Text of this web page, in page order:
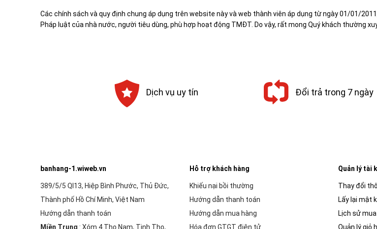
Các chính sách và quy định chung áp dụng trên website này và web thành viên áp dụng từ ngày 01/01/
Pháp luật của nhà nước, người tiêu dùng, phù hợp hoạt động TMĐT. Do vậy, rất mong Quý khách thường
Dịch vụ uy tín Đổi trả trong 7 ngày
banhang-1.wiweb.vn
389/5/5 Ql13, Hiệp Bình Phước, Thủ Đức,
Thành phố Hồ Chí Minh, Việt Nam
Hướng dẫn thanh toán
Miền Trung : Xóm 4 Thọ Nam, Tịnh Thọ,
Hỗ trợ khách hàng
Khiếu nại bồi thường
Hướng dẫn thanh toán
Hướng dẫn mua hàng
Hóa đơn GTGT điện tử
Quản lý tài
Thay đổi
Lấy lại mật
Lịch sử
Quản lý giỏ